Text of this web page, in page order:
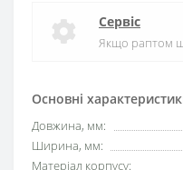
Основні
Довжина, мм:
Ширина, мм:
Матеріал корпусу:
Сервіс
Якщо раптом